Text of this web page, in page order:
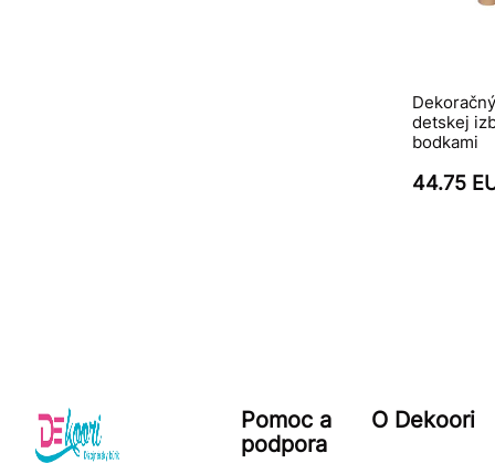
detskej
bodkami
44.75
Pomoc a
podpora
O Dekoori